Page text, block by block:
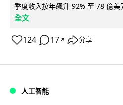
季度收入按年飆升 92% 至 78 億美
全文
124 17 ↗ 分享
人工智能